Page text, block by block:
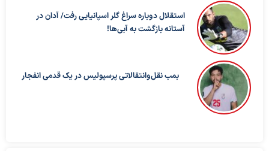
استقلال دوباره سراغ گلر اسپانیایی رفت/ آدان در
آستانه بازگشت به آبی‌ها!
بمب نقل‌وانتقالاتی پرسپولیس در یک قدمی انفجار